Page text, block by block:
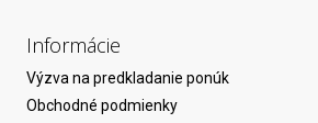
Informácie
Výzva na predkladanie ponúk
Obchodné podmienky